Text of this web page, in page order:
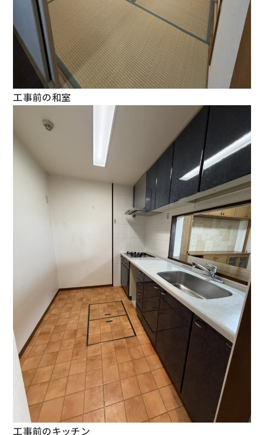
工事前の和室
工事前のキッチン